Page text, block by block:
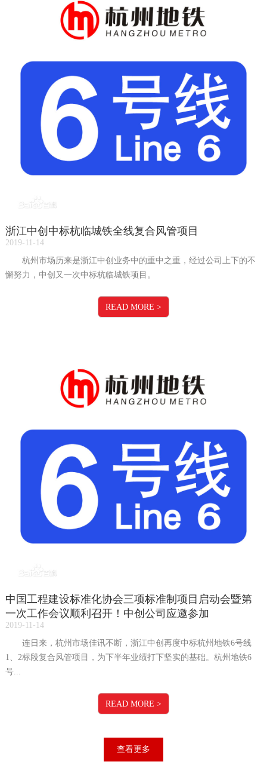
浙江中创中标杭临城铁全线复合风管项目
2019-11-14
杭州市场历来是浙江中创业务中的重中之重，经过公司上下的不
懈努力，中创又一次中标杭临城铁项目。
READ MORE >
中国工程建设标准化协会三项标准制项目启动会暨第
一次工作会议顺利召开！中创公司应邀参加
2019-11-14
连日来，杭州市场佳讯不断，浙江中创再度中标杭州地铁6号线
1、2标段复合风管项目，为下半年业绩打下坚实的基础。杭州地铁6
号...
READ MORE >
查看更多